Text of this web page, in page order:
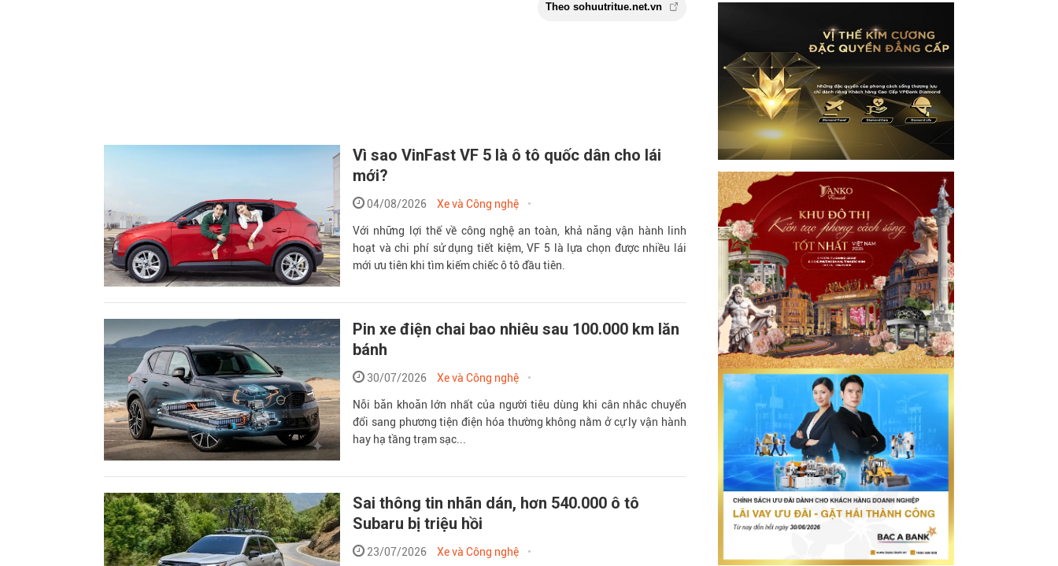
Theo sohuutritue.net.vn
Vì sao VinFast VF 5 là ô tô quốc dân cho lái
mới?
04/08/2026 Xe và Công nghệ
Với những lợi thế về công nghệ an toàn, khả năng vận hành linh
hoạt và chi phí sử dụng tiết kiệm, VF 5 là lựa chọn được nhiều lái
mới ưu tiên khi tìm kiếm chiếc ô tô đầu tiên.
Pin xe điện chai bao nhiêu sau 100.000 km lăn
bánh
30/07/2026 Xe và Công nghệ
Nỗi băn khoăn lớn nhất của người tiêu dùng khi cân nhắc chuyển
đổi sang phương tiện điện hóa thường không nằm ở cự ly vận hành
hay hạ tầng trạm sạc...
Sai thông tin nhãn dán, hơn 540.000 ô tô
Subaru bị triệu hồi
23/07/2026 Xe và Công nghệ